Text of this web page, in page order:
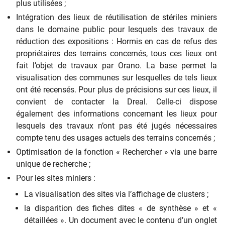
plus utilisées ;
Intégration des lieux de réutilisation de stériles miniers
dans le domaine public pour lesquels des travaux de
réduction des expositions : Hormis en cas de refus des
propriétaires des terrains concernés, tous ces lieux ont
fait l’objet de travaux par Orano. La base permet la
visualisation des communes sur lesquelles de tels lieux
ont été recensés. Pour plus de précisions sur ces lieux, il
convient de contacter la Dreal. Celle-ci dispose
également des informations concernant les lieux pour
lesquels des travaux n’ont pas été jugés nécessaires
compte tenu des usages actuels des terrains concernés ;
Optimisation de la fonction « Rechercher » via une barre
unique de recherche ;
Pour les sites miniers :
La visualisation des sites via l’affichage de clusters ;
la disparition des fiches dites « de synthèse » et «
détaillées ». Un document avec le contenu d’un onglet